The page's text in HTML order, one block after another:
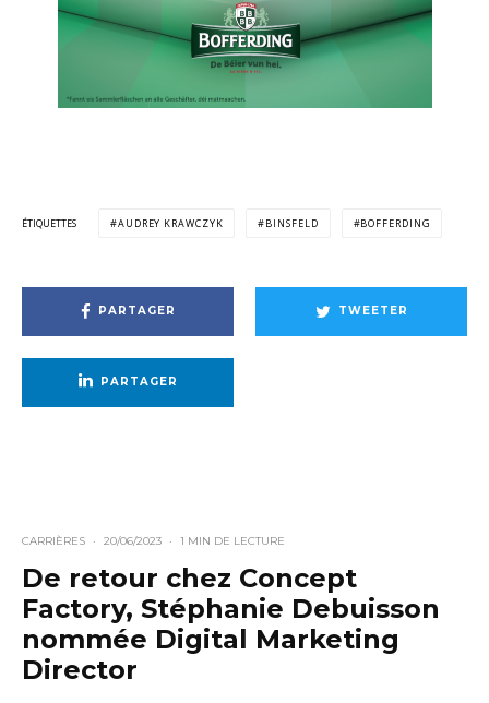
ÉTIQUETTES AUDREY KRAWCZYK BINSFELD BOFFERDING
PARTAGER TWEETER
PARTAGER
CARRIÈRES · 20/06/2023 · 1 MIN DE LECTURE
De retour chez Concept
Factory, Stéphanie Debuisson
nommée Digital Marketing
Director